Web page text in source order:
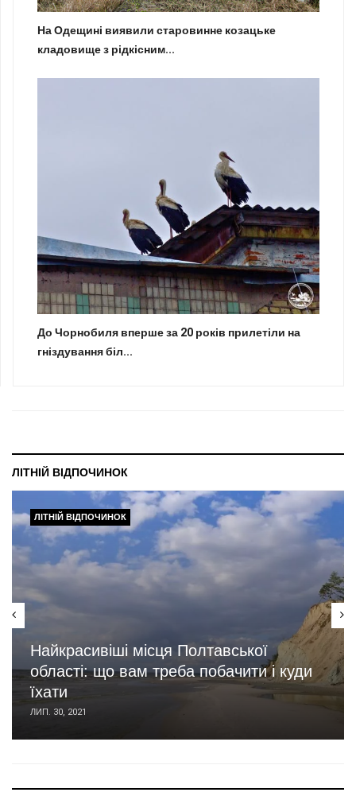
На Одещині виявили старовинне козацьке
кладовище з рідкісним...
До Чорнобиля вперше за 20 років прилетіли на
гніздування біл...
ЛІТНІЙ ВІДПОЧИНОК
ЛІТНІЙ ВІДПОЧИНОК
Найкрасивіші місця Полтавської
області: що вам треба побачити і куди
їхати
ЛИП. 30, 2021